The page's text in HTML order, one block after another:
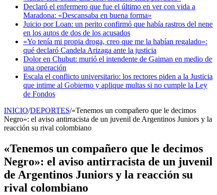
Declaró el enfermero que fue el último en ver con vida a
Maradona: «Descansaba en buena forma»
Juicio por Loan: un perito confirmó que había rastros del nene
en los autos de dos de los acusados
«Yo tenía mi propia droga, creo que me la habían regalado»:
qué declaró Candela Arizaga ante la justicia
Dolor en Chubut: murió el intendente de Gaiman en medio de
una operación
Escala el conflicto universitario: los rectores piden a la Justicia
que intime al Gobierno y aplique multas si no cumple la Ley
de Fondos
INICIO/DEPORTES/«Tenemos un compañero que le decimos
Negro»: el aviso antirracista de un juvenil de Argentinos Juniors y la
reacción su rival colombiano
«Tenemos un compañero que le decimos
Negro»: el aviso antirracista de un juvenil
de Argentinos Juniors y la reacción su
rival colombiano